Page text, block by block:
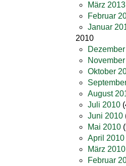
März 2013
Februar
Januar
2010
Oktober
August
Juli 2010
Juni 2010
Mai 2010
April 2010
März 2010
Februar